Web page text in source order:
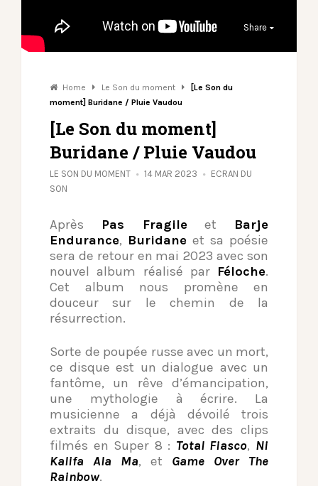
Share
Home Le Son du moment
[Le Son du
moment] Buridane / Pluie Vaudou
[Le Son du moment]
Buridane / Pluie Vaudou
LE SON DU MOMENT 14 MAR 2023
ECRAN DU
SON
Après Pas Fragileet Barje
Endurance, Buridane et sa poésie
sera de retour en mai 2023 avec son
nouvel album réalisé par Féloche.
Cet album nous promène en
douceur sur le chemin de la
résurrection.
Sorte de poupée russe avec un mort,
ce disque est un dialogue avec un
fantôme, un rêve d’émancipation,
une mythologie à écrire. La
musicienne a déjà dévoilé trois
extraits du disque, avec des clips
filmés en Super 8 : Total Fiasco, Ni
Kalifa Ala Ma, et Game Over The
Rainbow.